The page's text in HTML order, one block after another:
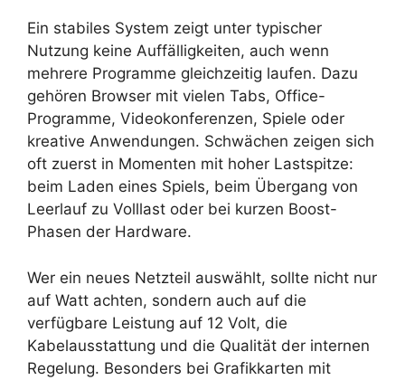
Ein stabiles System zeigt unter typischer
Nutzung keine Auffälligkeiten, auch wenn
mehrere Programme gleichzeitig laufen. Dazu
gehören Browser mit vielen Tabs, Office-
Programme, Videokonferenzen, Spiele oder
kreative Anwendungen. Schwächen zeigen sich
oft zuerst in Momenten mit hoher Lastspitze:
beim Laden eines Spiels, beim Übergang von
Leerlauf zu Volllast oder bei kurzen Boost-
Phasen der Hardware.
Wer ein neues Netzteil auswählt, sollte nicht nur
auf Watt achten, sondern auch auf die
verfügbare Leistung auf 12 Volt, die
Kabelausstattung und die Qualität der internen
Regelung. Besonders bei Grafikkarten mit